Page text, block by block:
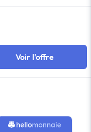
Voir l'offre